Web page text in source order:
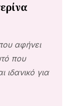
αφήνει
που
ιδανικό για